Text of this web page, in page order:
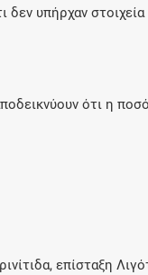
υπήρχαν στοιχεία
ότι η
επίσταξη